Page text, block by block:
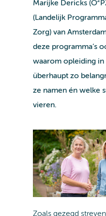
Marijke Dericks
(Landelijk
Zorg) van
deze programma’s
waarom opleiding in
überhaupt zo
ze namen én welke
vieren.
Zoals gezegd